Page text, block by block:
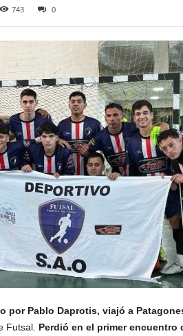
743 0
Pablo Daprotis, viajó a
Futsal. Perdió en el primer encuentro